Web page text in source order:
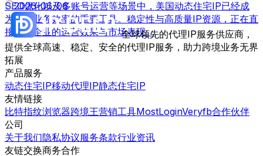
SEO优化以及多账号运营等场景中，美国动态住宅IP已经成
为提升业务效率的重要工具。稳定性与高质量IP资源，正在直
接影响企业的运营效果与市场表现。
2026-06-06
全球领先的代理IP服务供应商，
提供全球高速、稳定、安全的代理IP服务，助力跨境业务无界
拓展
产品服务
动态住宅IP移动代理IP静态住宅IP
友情链接
比特指纹浏览器跨境王营销工具MostLoginVeryfb合作伙伴
公司
关于我们隐私协议服务条款行业资讯
友链交换商务合作